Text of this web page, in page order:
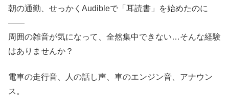
朝の通勤、せっかくAudibleで「耳読書」を始めたのに
――
周囲の雑音が気になって、全然集中できない…そんな経験
はありませんか？
電車の走行音、人の話し声、車のエンジン音、アナウン
ス。